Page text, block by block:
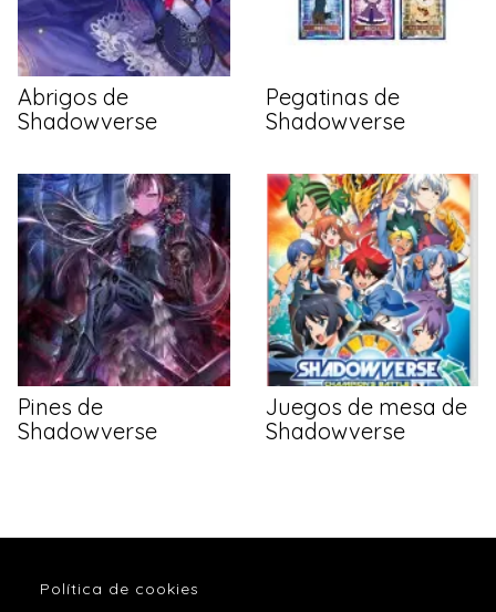
Abrigos de
Shadowverse
Pegatinas de
Shadowverse
Pines de
Shadowverse
Juegos de mesa de
Shadowverse
Política de cookies